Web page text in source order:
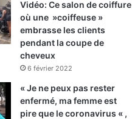
Vidéo: Ce salon de coiffure
où une »coiffeuse »
embrasse les clients
pendant la coupe de
cheveux
6 février 2022
« Je ne peux pas rester
enfermé, ma femme est
pire que le coronavirus « ,